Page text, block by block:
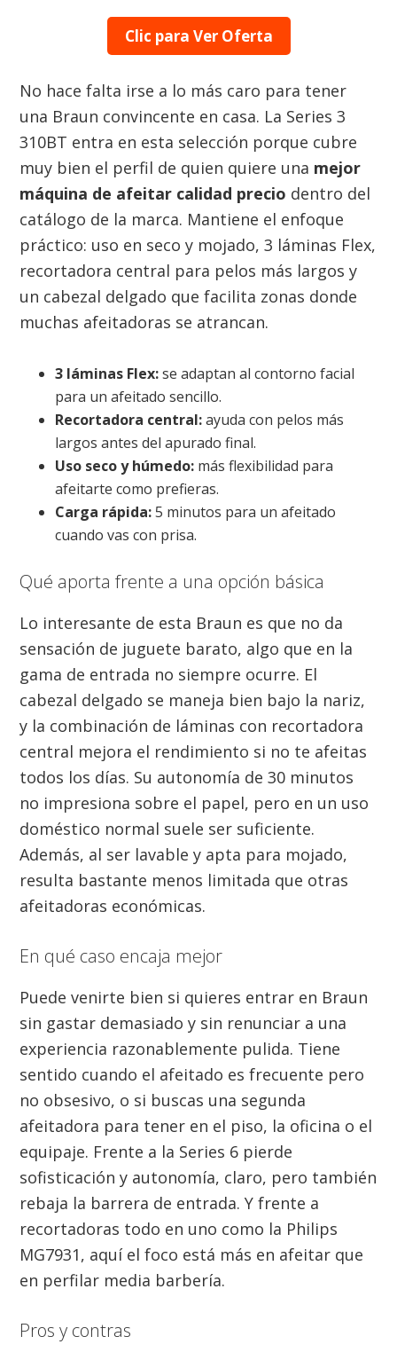
Clic para Ver Oferta
No hace falta irse a lo más caro para tener
una Braun convincente en casa. La Series 3
310BT entra en esta selección porque cubre
muy bien el perfil de quien quiere una mejor
máquina de afeitar calidad precio dentro del
catálogo de la marca. Mantiene el enfoque
práctico: uso en seco y mojado, 3 láminas Flex,
recortadora central para pelos más largos y
un cabezal delgado que facilita zonas donde
muchas afeitadoras se atrancan.
3 láminas Flex:se adaptan al contorno facial
para un afeitado sencillo.
Recortadora central:ayuda con pelos más
largos antes del apurado final.
Uso seco y húmedo: más flexibilidad para
afeitarte como prefieras.
Carga rápida:5 minutos para un afeitado
cuando vas con prisa.
Qué aporta frente a una opción básica
Lo interesante de esta Braun es que no da
sensación de juguete barato, algo que en la
gama de entrada no siempre ocurre. El
cabezal delgado se maneja bien bajo la nariz,
y la combinación de láminas con recortadora
central mejora el rendimiento si no te afeitas
todos los días. Su autonomía de 30 minutos
no impresiona sobre el papel, pero en un uso
doméstico normal suele ser suficiente.
Además, al ser lavable y apta para mojado,
resulta bastante menos limitada que otras
afeitadoras económicas.
En qué caso encaja mejor
Puede venirte bien si quieres entrar en Braun
sin gastar demasiado y sin renunciar a una
experiencia razonablemente pulida. Tiene
sentido cuando el afeitado es frecuente pero
no obsesivo, o si buscas una segunda
afeitadora para tener en el piso, la oficina o el
equipaje. Frente a la Series 6 pierde
sofisticación y autonomía, claro, pero también
rebaja la barrera de entrada. Y frente a
recortadoras todo en uno como la Philips
MG7931, aquí el foco está más en afeitar que
en perfilar media barbería.
Pros y contras